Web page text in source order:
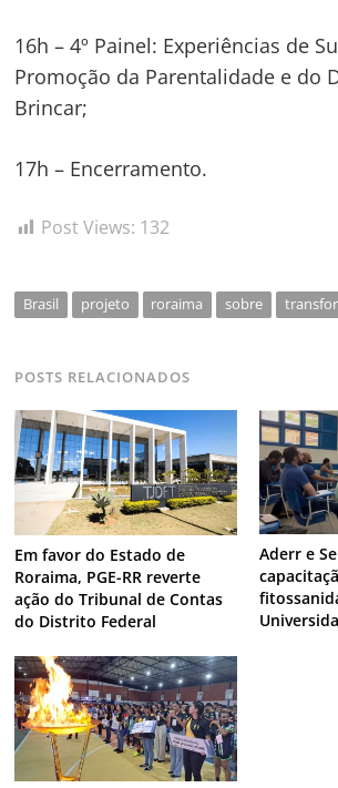
16h – 4º Painel: Experiências de
Promoção da Parentalidade e do
Brincar;
17h – Encerramento.
Post Views: 132
Brasil projeto roraima sobre
POSTS RELACIONADOS
Em favor do Estado de
Roraima, PGE-RR reverte
ação do Tribunal de Contas
do Distrito Federal
Aderr e